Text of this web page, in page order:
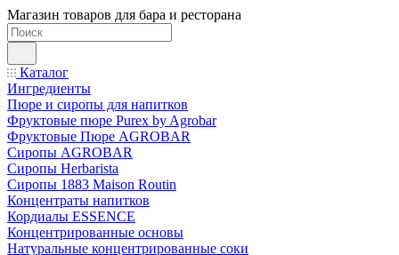
Магазин товаров для бара и ресторана
Каталог
Ингредиенты
Пюре и сиропы для напитков
Фруктовые пюре Purex by Agrobar
Фруктовые Пюре AGROBAR
Сиропы AGROBAR
Сиропы Herbarista
Сиропы 1883 Maison Routin
Концентраты напитков
Кордиалы ESSENCE
Концентрированные основы
Натуральные концентрированные соки